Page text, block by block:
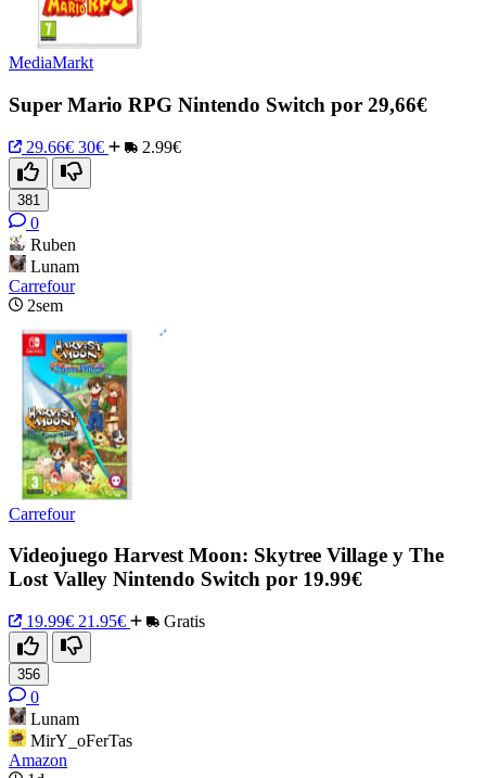
MediaMarkt
Super Mario RPG Nintendo Switch por 29,66€
29.66€ 30€ 2.99€
381
0
Ruben
Lunam
Carrefour
2sem
Carrefour
Videojuego Harvest Moon: Skytree Village y The
Lost Valley Nintendo Switch por 19.99€
19.99€ 21.95€ Gratis
356
0
Lunam
MirY_oFerTas
Amazon